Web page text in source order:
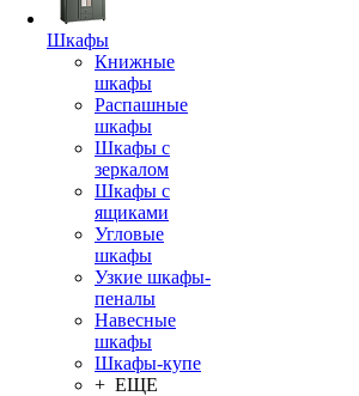
Шкафы
Книжные
шкафы
Распашные
шкафы
Шкафы с
зеркалом
Шкафы с
ящиками
Угловые
шкафы
Узкие шкафы-
пеналы
Навесные
шкафы
Шкафы-купе
+ ЕЩЕ